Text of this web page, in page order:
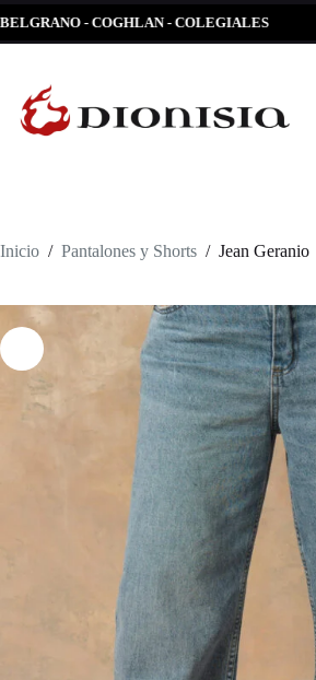
al
contenido
- COGHLAN - COLEGIALES
Inicio / Pantalones y Shorts / Jean Geranio